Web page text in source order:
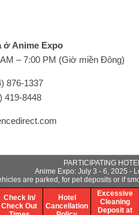
ở Anime Expo
– 7:00 PM (Giờ miền Đông)
876-1337
419-8448